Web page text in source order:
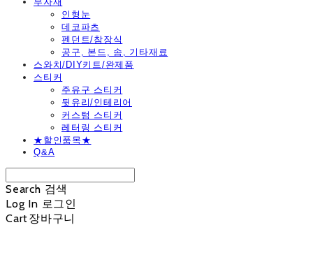
인형눈
데코파츠
펜던트/참장식
공구, 본드, 솜, 기타재료
스와치/DIY키트/완제품
스티커
주유구 스티커
뒷유리/인테리어
커스텀 스티커
레터링 스티커
★할인품목★
Q&A
Search 검색
Log In 로그인
Cart장바구니